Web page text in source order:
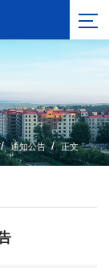
通知公告 / 正文